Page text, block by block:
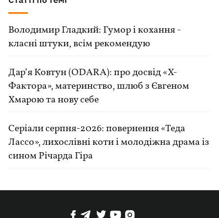
Володимир Гладкий: Гумор і кохання -
класні штуки, всім рекомендую
Дар’я Ковтун (ODARA): про досвід «Х-
Фактора», материнство, шлюб з Євгеном
Хмарою та нову себе
Серіали серпня-2026: повернення «Теда
Лассо», лихослівні коти і молодіжна драма із
сином Річарда Гіра